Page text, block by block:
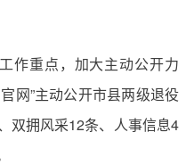
作重点，加大主动公开力
网”主动公开市县两级退役
双拥风采12条、人事信息4